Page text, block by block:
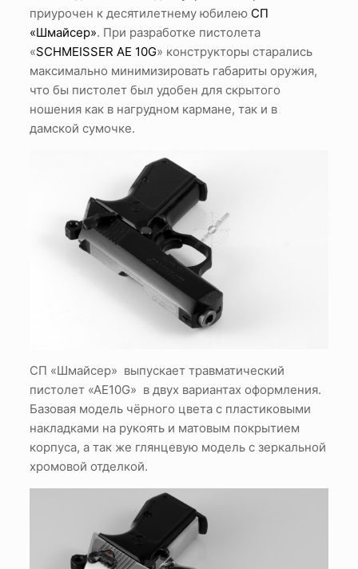
приурочен к десятилетнему юбилею СП
«Шмайсер». При разработке пистолета
«SCHMEISSER AE 10G» конструкторы старались
максимально минимизировать габариты оружия,
что бы пистолет был удобен для скрытого
ношения как в нагрудном кармане, так и в
дамской сумочке.
СП «Шмайсер» выпускает травматический
пистолет «АЕ10G» в двух вариантах оформления.
Базовая модель чёрного цвета с пластиковыми
накладками на рукоять и матовым покрытием
корпуса, а так же глянцевую модель с зеркальной
хромовой отделкой.